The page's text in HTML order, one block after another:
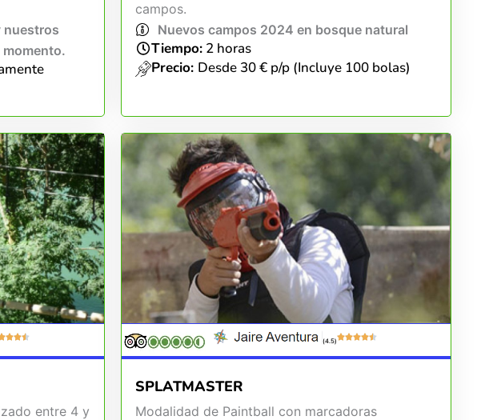
nuestros
campos.
Nuevos campos 2024 en bosque natural
Tiempo: 2 horas
Precio: Desde 30 € p/p (Incluye 100 bolas)
entre 4 y
(4.5)
SPLATMASTER
Modalidad de Paintball con marcadoras